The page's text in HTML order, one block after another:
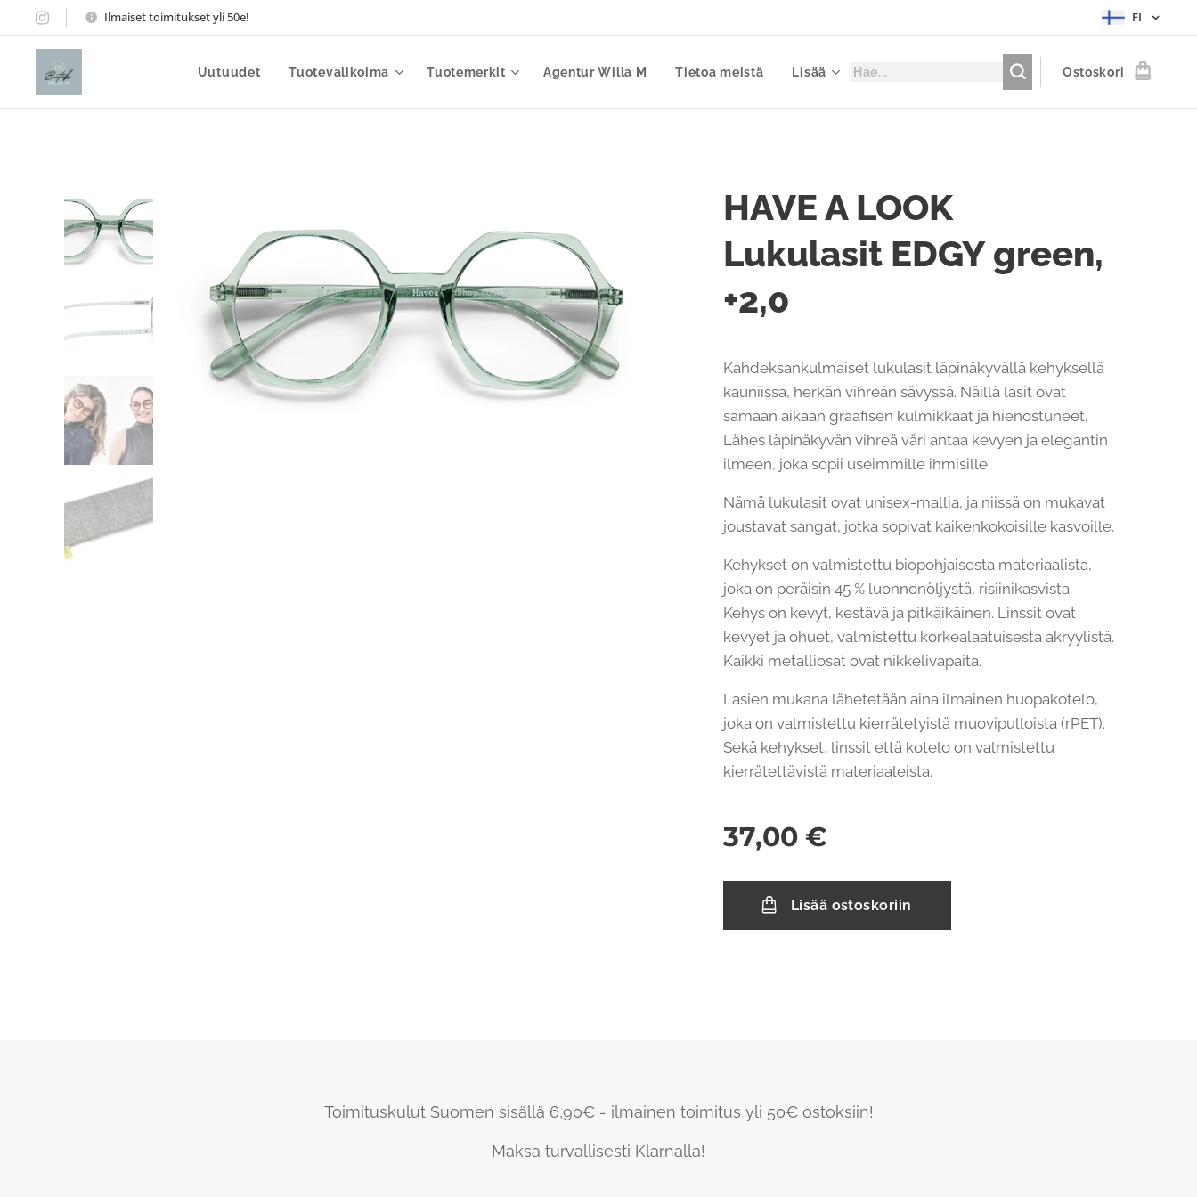
Ilmaiset toimitukset yli 50e! FI
Uutuudet Tuotevalikoima Tuotemerkit Agentur Willa M Tietoa meistä Lisää Ostoskori
HAVE A LOOK
Lukulasit EDGY green,
+2,0
Kahdeksankulmaiset lukulasit läpinäkyvällä kehyksellä
kauniissa, herkän vihreän sävyssä. Näillä lasit ovat
samaan aikaan graafisen kulmikkaat ja hienostuneet.
Lähes läpinäkyvän vihreä väri antaa kevyen ja elegantin
ilmeen, joka sopii useimmille ihmisille.
Nämä lukulasit ovat unisex-mallia, ja niissä on mukavat
joustavat sangat, jotka sopivat kaikenkokoisille kasvoille.
Kehykset on valmistettu biopohjaisesta materiaalista,
joka on peräisin 45 % luonnonöljystä, risiinikasvista.
Kehys on kevyt, kestävä ja pitkäikäinen. Linssit ovat
kevyet ja ohuet, valmistettu korkealaatuisesta akryylistä.
Kaikki metalliosat ovat nikkelivapaita.
Lasien mukana lähetetään aina ilmainen huopakotelo,
joka on valmistettu kierrätetyistä muovipulloista (rPET).
Sekä kehykset, linssit että kotelo on valmistettu
kierrätettävistä materiaaleista.
37,00 €
Lisää ostoskoriin
Toimituskulut Suomen sisällä 6,90€ - ilmainen toimitus yli 50€ ostoksiin!
Maksa turvallisesti Klarnalla!